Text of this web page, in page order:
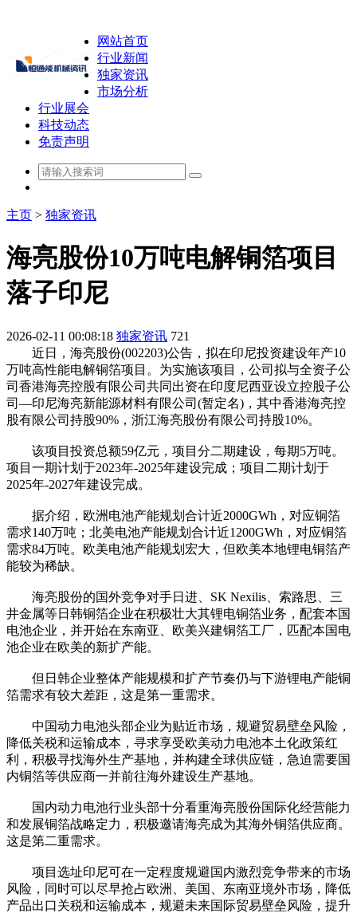
网站首页
行业新闻
独家资讯
市场分析
行业展会
科技动态
免责声明
主页 > 独家资讯
海亮股份10万吨电解铜箔项目
落子印尼
2026-02-11 00:08:18 独家资讯 721
近日，海亮股份(002203)公告，拟在印尼投资建设年产10
万吨高性能电解铜箔项目。为实施该项目，公司拟与全资子公
司香港海亮控股有限公司共同出资在印度尼西亚设立控股子公
司—印尼海亮新能源材料有限公司(暂定名)，其中香港海亮控
股有限公司持股90%，浙江海亮股份有限公司持股10%。
该项目投资总额59亿元，项目分二期建设，每期5万吨。
项目一期计划于2023年-2025年建设完成；项目二期计划于
2025年-2027年建设完成。
据介绍，欧洲电池产能规划合计近2000GWh，对应铜箔
需求140万吨；北美电池产能规划合计近1200GWh，对应铜箔
需求84万吨。欧美电池产能规划宏大，但欧美本地锂电铜箔产
能较为稀缺。
海亮股份的国外竞争对手日进、SK Nexilis、索路思、三
井金属等日韩铜箔企业在积极壮大其锂电铜箔业务，配套本国
电池企业，并开始在东南亚、欧美兴建铜箔工厂，匹配本国电
池企业在欧美的新扩产能。
但日韩企业整体产能规模和扩产节奏仍与下游锂电产能铜
箔需求有较大差距，这是第一重需求。
中国动力电池头部企业为贴近市场，规避贸易壁垒风险，
降低关税和运输成本，寻求享受欧美动力电池本土化政策红
利，积极寻找海外生产基地，并构建全球供应链，急迫需要国
内铜箔等供应商一并前往海外建设生产基地。
国内动力电池行业头部十分看重海亮股份国际化经营能力
和发展铜箔战略定力，积极邀请海亮成为其海外铜箔供应商。
这是第二重需求。
项目选址印尼可在一定程度规避国内激烈竞争带来的市场
风险，同时可以尽早抢占欧洲、美国、东南亚境外市场，降低
产品出口关税和运输成本，规避未来国际贸易壁垒风险，提升